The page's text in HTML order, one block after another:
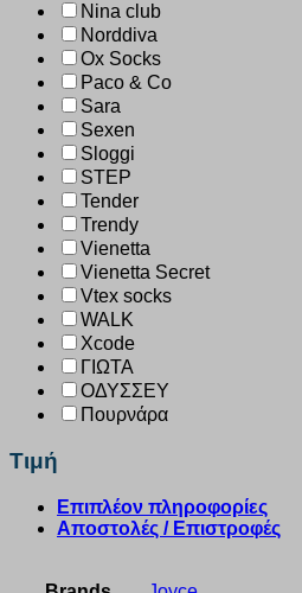
Nina club
Norddiva
Ox Socks
Paco & Co
Sara
Sexen
Sloggi
STEP
Tender
Trendy
Vienetta
Vienetta Secret
Vtex socks
WALK
Xcode
ΓΙΩΤΑ
ΟΔΥΣΣΕΥ
Πουρνάρα
Τιμή
Επιπλέον πληροφορίες
Αποστολές / Επιστροφές